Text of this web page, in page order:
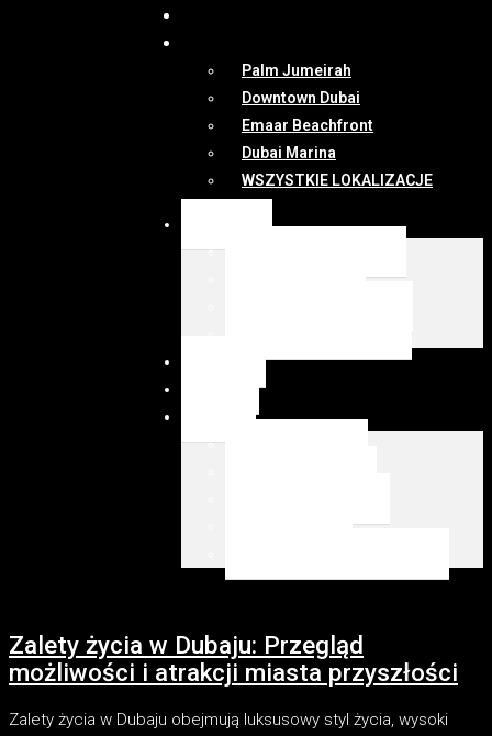
Palm Jumeirah
Downtown Dubai
Emaar Beachfront
Dubai Marina
WSZYSTKIE LOKALIZACJE
Zalety życia w Dubaju: Przegląd
możliwości i atrakcji miasta przyszłości
Zalety życia w Dubaju obejmują luksusowy styl życia, wysoki